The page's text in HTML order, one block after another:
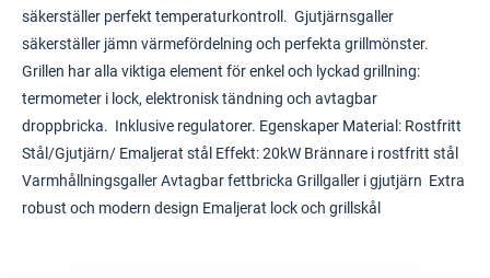
säkerställer perfekt temperaturkontroll. Gjutjärnsgaller
säkerställer jämn värmefördelning och perfekta grillmönster.
Grillen har alla viktiga element för enkel och lyckad grillning:
termometer i lock, elektronisk tändning och avtagbar
droppbricka. Inklusive regulatorer. Egenskaper Material: Rostfritt
Stål/Gjutjärn/ Emaljerat stål Effekt: 20kW Brännare i rostfritt stål
Varmhållningsgaller Avtagbar fettbricka Grillgaller i gjutjärn Extra
robust och modern design Emaljerat lock och grillskål